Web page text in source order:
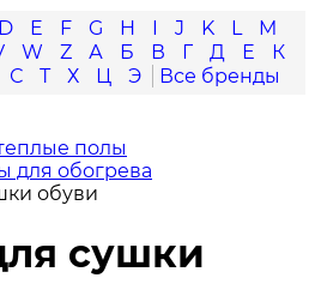
D E F G H I J K L
M
W Z А Б В Г Д Е
К
С Т Х Ц Э
полы
для обогрева
обуви
сушки